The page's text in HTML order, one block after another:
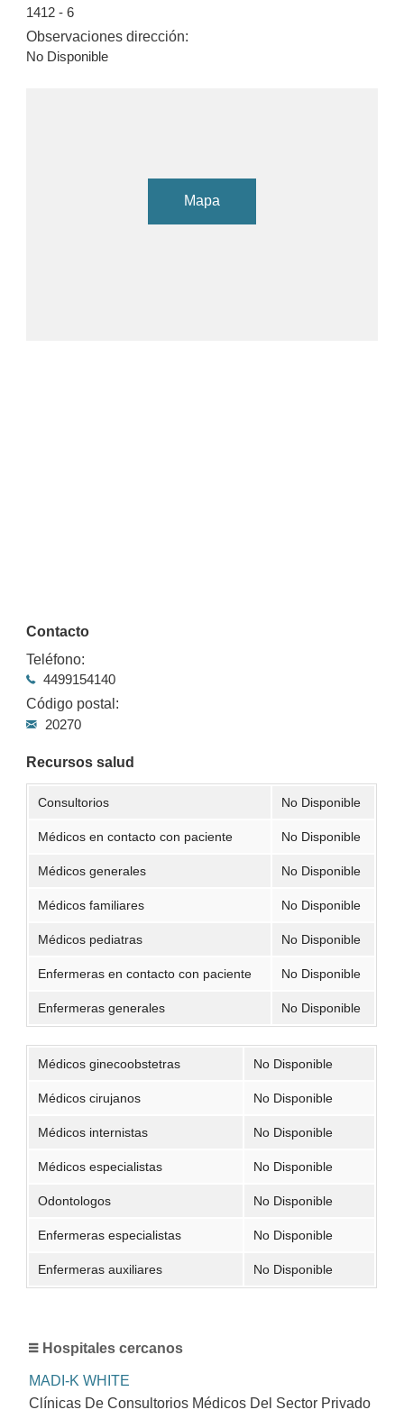
1412 - 6
Observaciones dirección:
No Disponible
Mapa
Contacto
Teléfono:
4499154140
Código postal:
20270
Recursos salud
Consultorios No Disponible
Médicos en contacto con paciente No Disponible
Médicos generales No Disponible
Médicos familiares No Disponible
Médicos pediatras No Disponible
Enfermeras en contacto con paciente No Disponible
Enfermeras generales No Disponible
Médicos ginecoobstetras No Disponible
Médicos cirujanos No Disponible
Médicos internistas No Disponible
Médicos especialistas No Disponible
Odontologos No Disponible
Enfermeras especialistas No Disponible
Enfermeras auxiliares No Disponible
Hospitales cercanos
MADI-K WHITE
Clínicas De Consultorios Médicos Del Sector Privado